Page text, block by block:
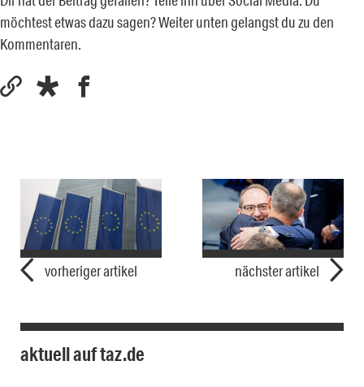
möchtest etwas dazu sagen? Weiter unten gelangst du zu den
Kommentaren.
vorheriger artikel nächster artikel
aktuell auf taz.de